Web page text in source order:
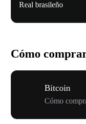
Real brasileño
Cómo
Bitcoin
Cómo